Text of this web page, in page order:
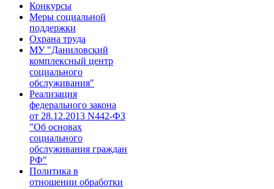
Конкурсы
Меры социальной
поддержки
Охрана труда
МУ "Даниловский
комплексный центр
социального
обслуживания"
Реализация
федерального закона
от 28.1​2.2013 N442-ФЗ
"Об основах
социального
обслуживания граждан
РФ"​
Политика в
отношении обработки